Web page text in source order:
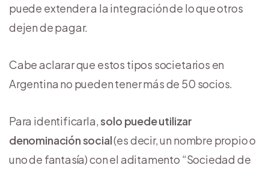
puede extender a la integración de lo que otros
dejen de pagar.
Cabe aclarar que estos tipos societarios en
Argentina no pueden tener más de 50 socios.
Para identificarla,solo puede utilizar
denominación social(es decir, un nombre propio o
uno de fantasía) con el aditamento “Sociedad de